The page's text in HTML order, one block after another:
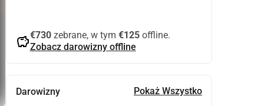
savings€730zebrane, w tym €125offline.
Zobacz darowizny offline
Darowizny Pokaż Wszystko